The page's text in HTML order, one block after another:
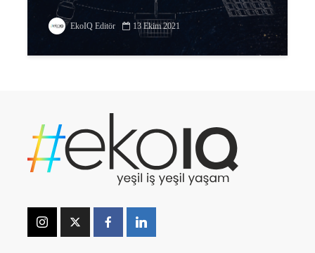
EkoIQ Editör 13 Ekim 2021